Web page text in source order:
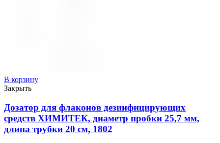
В корзину
Закрыть
Дозатор для флаконов дезинфицирующих
средств ХИМИТЕК, диаметр пробки 25,7 мм,
длина трубки 20 см, 1802